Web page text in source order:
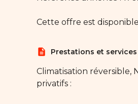
Cette offre est
description Prestations et services
Climatisation réversible,
privatifs :